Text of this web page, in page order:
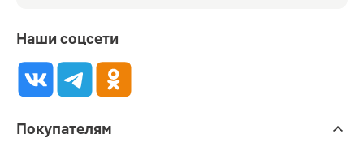
Наши соцсети
Покупателям